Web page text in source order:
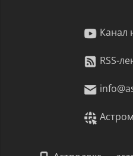
Канал
RSS-